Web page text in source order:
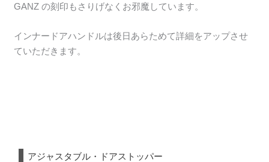
GANZ の刻印もさりげなくお邪魔しています。
インナードアハンドルは後日あらためて詳細をアップさせ
ていただきます。
アジャスタブル・ドアストッパー